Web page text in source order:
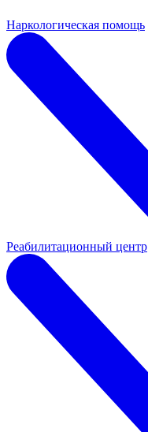
Наркологическая помощь
Реабилитационный центр